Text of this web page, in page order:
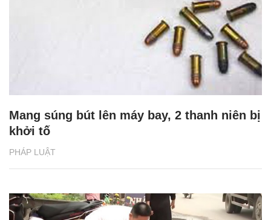
PHÁP LUẬT
Mang súng bút lên máy bay, 2 thanh niên bị
khởi tố